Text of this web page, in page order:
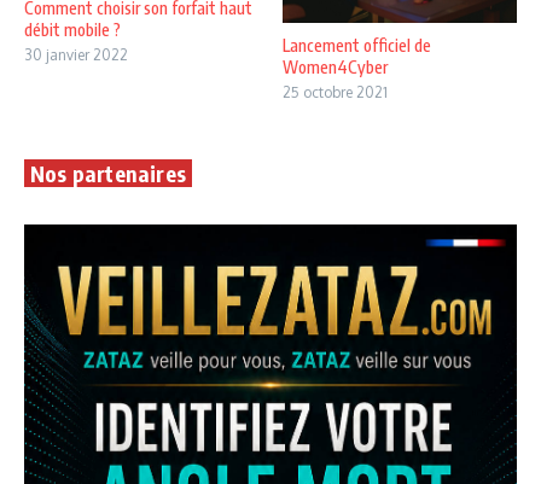
Comment choisir son forfait haut
débit mobile ?
30 janvier 2022
Lancement officiel de
Women4Cyber
25 octobre 2021
Nos partenaires